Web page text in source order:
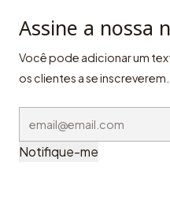
Assine a nossa
Você pode adicionar um
os clientes a se inscreverem.
Notifique-me